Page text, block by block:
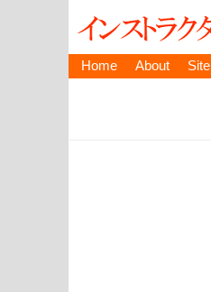
Home About